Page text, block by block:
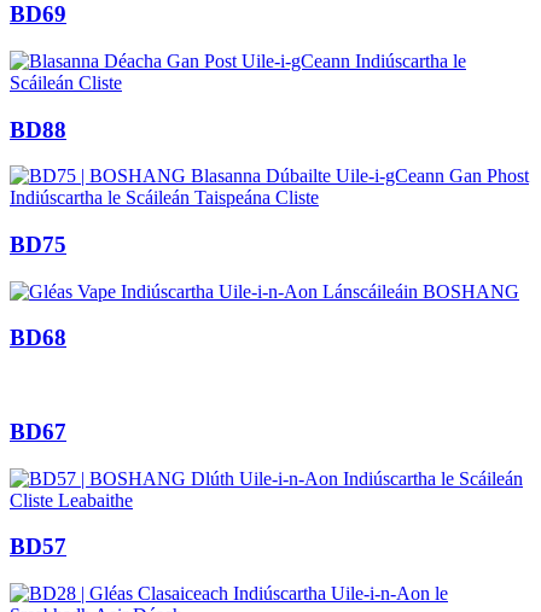
BD69
BD88
BD75
BD68
BD67
BD57